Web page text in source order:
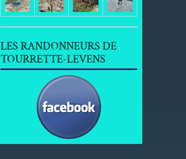
LES RANDONNEURS DE
TOURRETTE-LEVENS